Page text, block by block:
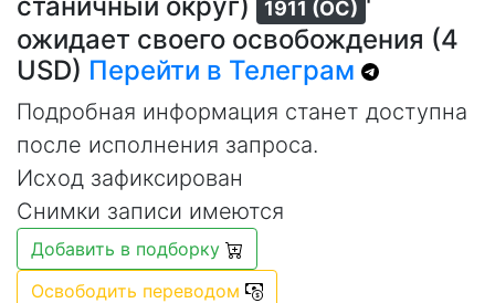
1911 (ОС)
ожидает своего освобождения (4
USD) Перейти в Телеграм
Подробная информация станет доступна
после исполнения запроса.
Исход зафиксирован
Снимки записи имеются
Добавить в подборку
Освободить переводом